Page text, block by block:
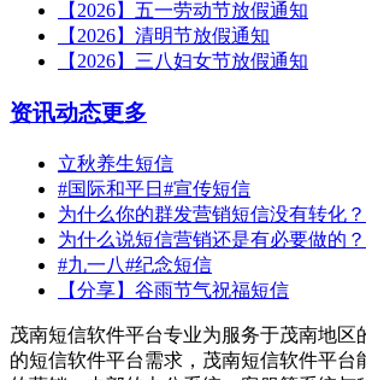
【2026】五一劳动节放假通知
【2026】清明节放假通知
【2026】三八妇女节放假通知
资讯动态更多
立秋养生短信
#国际和平日#宣传短信
为什么你的群发营销短信没有转化？
为什么说短信营销还是有必要做的？
#九一八#纪念短信
【分享】谷雨节气祝福短信
茂南短信软件平台专业为服务于茂南地区
的短信软件平台需求，茂南短信软件平台